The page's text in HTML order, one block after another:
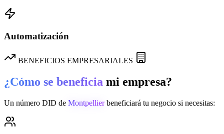
Automatización
BENEFICIOS EMPRESARIALES
¿Cómo se beneficia mi empresa?
Un número DID de Montpellier beneficiará tu negocio si necesitas: